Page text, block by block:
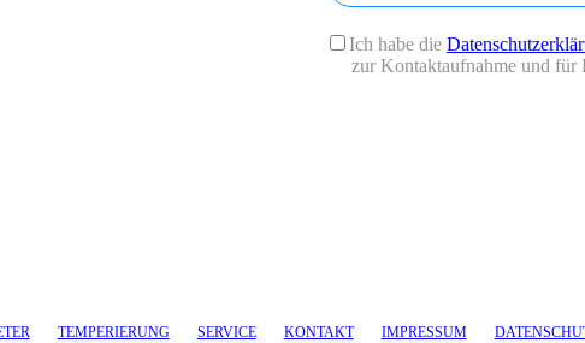
Ich habe die
zur Kontaktaufnahme und für
TEMPERIERUNG SERVICE KONTAKT IMPRESSUM